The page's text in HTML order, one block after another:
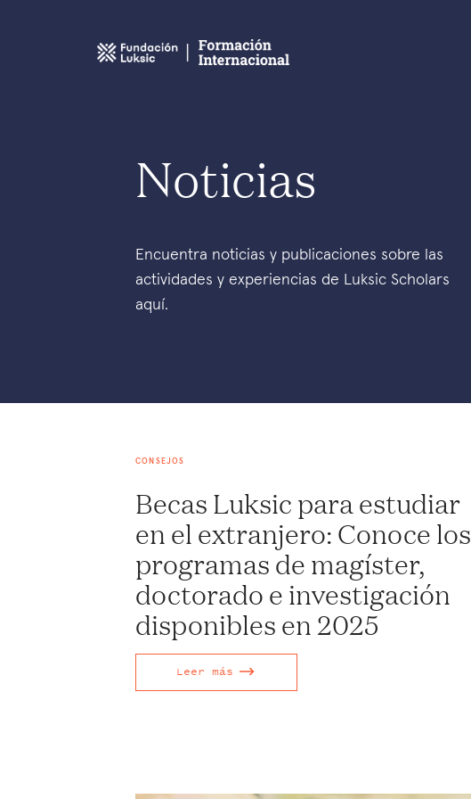
Noticias
Encuentra noticias y publicaciones sobre las
actividades y experiencias de Luksic Scholars
aquí.
CONSEJOS
Becas Luksic para estudiar
en el extranjero: Conoce los
programas de magíster,
doctorado e investigación
disponibles en 2025
Leer más